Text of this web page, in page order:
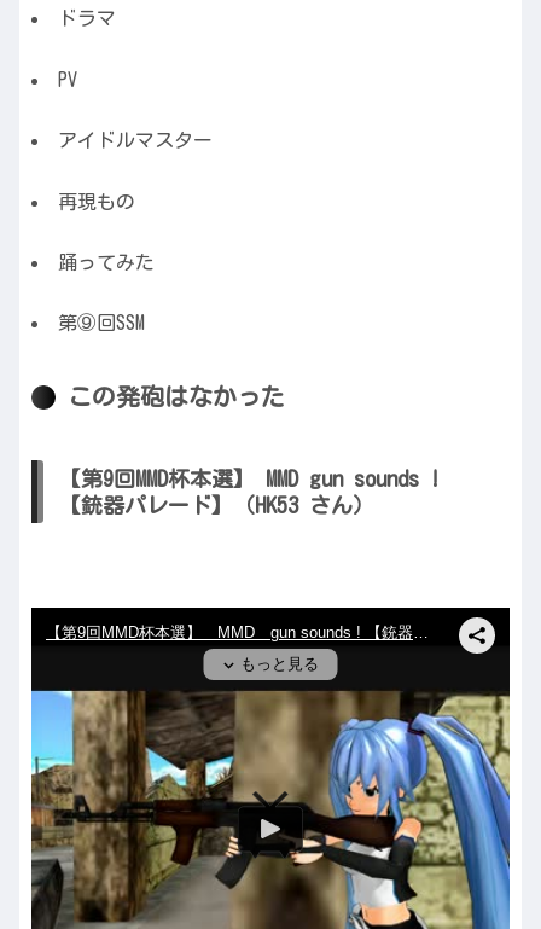
ドラマ
PV
アイドルマスター
再現もの
踊ってみた
第⑨回SSM
この発砲はなかった
【第9回MMD杯本選】 MMD gun sounds !
【銃器パレード】（HK53 さん）